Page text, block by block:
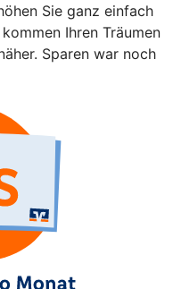
Sie ganz einfach
Ihren Träumen
Sparen war noch